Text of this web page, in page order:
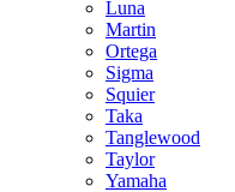
Luna
Martin
Ortega
Sigma
Squier
Taka
Tanglewood
Taylor
Yamaha